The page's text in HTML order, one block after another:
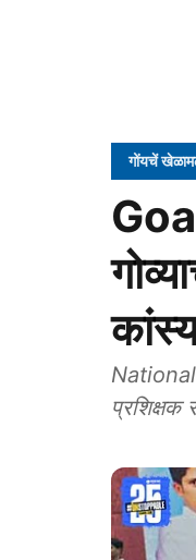
गोंयचें
प्रशिक्षक